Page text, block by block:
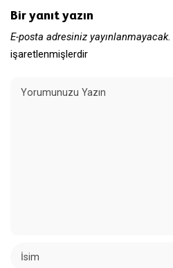
Bir yanıt yazın
E-posta adresiniz yayınlanmayacak.
işaretlenmişlerdir